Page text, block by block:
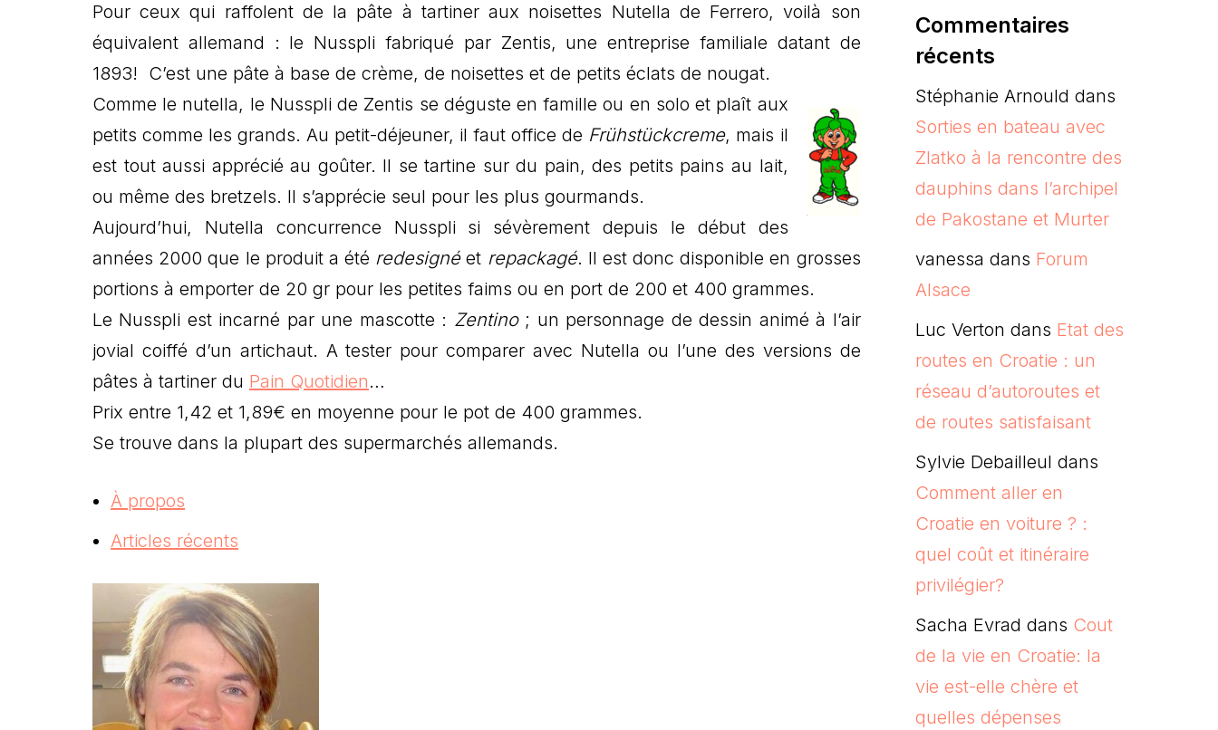
Pour ceux qui raffolent de la pâte à tartiner aux noisettes Nutella de Ferrero, voilà son
équivalent allemand : le Nusspli fabriqué par Zentis, une entreprise familiale datant de
1893! C’est une pâte à base de crème, de noisettes et de petits éclats de nougat.
Comme le nutella, le Nusspli de Zentis se déguste en famille ou en solo et plaît aux
petits comme les grands. Au petit-déjeuner, il faut office de Frühstückcreme, mais il
est tout aussi apprécié au goûter. Il se tartine sur du pain, des petits pains au lait,
ou même des bretzels. Il s’apprécie seul pour les plus gourmands.
Aujourd’hui, Nutella concurrence Nusspli si sévèrement depuis le début des
années 2000 que le produit a été redesignéet repackagé. Il est donc disponible en grosses
portions à emporter de 20 gr pour les petites faims ou en port de 200 et 400 grammes.
Le Nusspli est incarné par une mascotte : Zentino ; un personnage de dessin animé à l’air
jovial coiffé d’un artichaut. A tester pour comparer avec Nutella ou l’une des versions de
pâtes à tartiner du Pain Quotidien…
Prix entre 1,42 et 1,89€ en moyenne pour le pot de 400 grammes.
Se trouve dans la plupart des supermarchés allemands.
À propos
Articles récents
Commentaires
récents
Stéphanie Arnould dans
Sorties en bateau avec
Zlatko à la rencontre des
dauphins dans l’archipel
de Pakostane et Murter
vanessa dans Forum
Alsace
Luc Verton dans Etat des
routes en Croatie : un
réseau d’autoroutes et
de routes satisfaisant
Sylvie Debailleul dans
Comment aller en
Croatie en voiture ? :
quel coût et itinéraire
privilégier?
Sacha Evrad dans Cout
de la vie en Croatie: la
vie est-elle chère et
quelles dépenses